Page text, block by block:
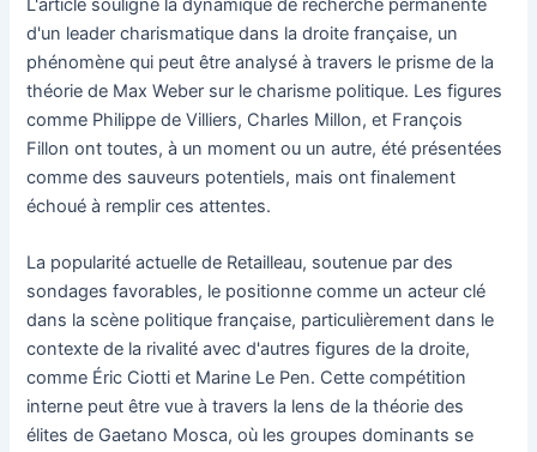
L'article souligne la dynamique de recherche permanente
d'un leader charismatique dans la droite française, un
phénomène qui peut être analysé à travers le prisme de la
théorie de Max Weber sur le charisme politique. Les figures
comme Philippe de Villiers, Charles Millon, et François
Fillon ont toutes, à un moment ou un autre, été présentées
comme des sauveurs potentiels, mais ont finalement
échoué à remplir ces attentes.
La popularité actuelle de Retailleau, soutenue par des
sondages favorables, le positionne comme un acteur clé
dans la scène politique française, particulièrement dans le
contexte de la rivalité avec d'autres figures de la droite,
comme Éric Ciotti et Marine Le Pen. Cette compétition
interne peut être vue à travers la lens de la théorie des
élites de Gaetano Mosca, où les groupes dominants se